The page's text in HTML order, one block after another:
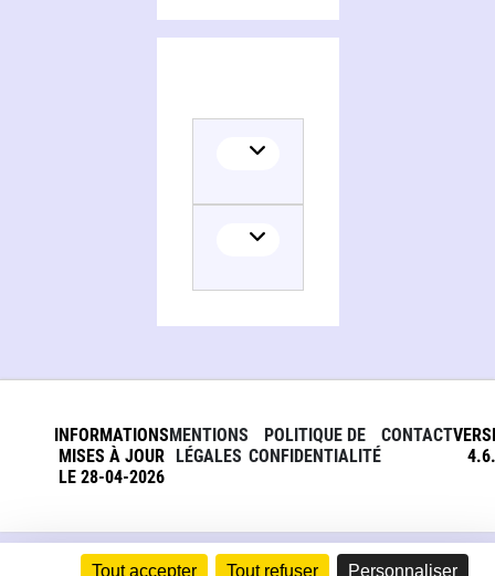
Tout accepter Tout refuser Personnaliser
INFORMATIONS
MISES À JOUR
LE 28-04-2026
MENTIONS
LÉGALES
POLITIQUE DE
CONFIDENTIALITÉ
CONTACT